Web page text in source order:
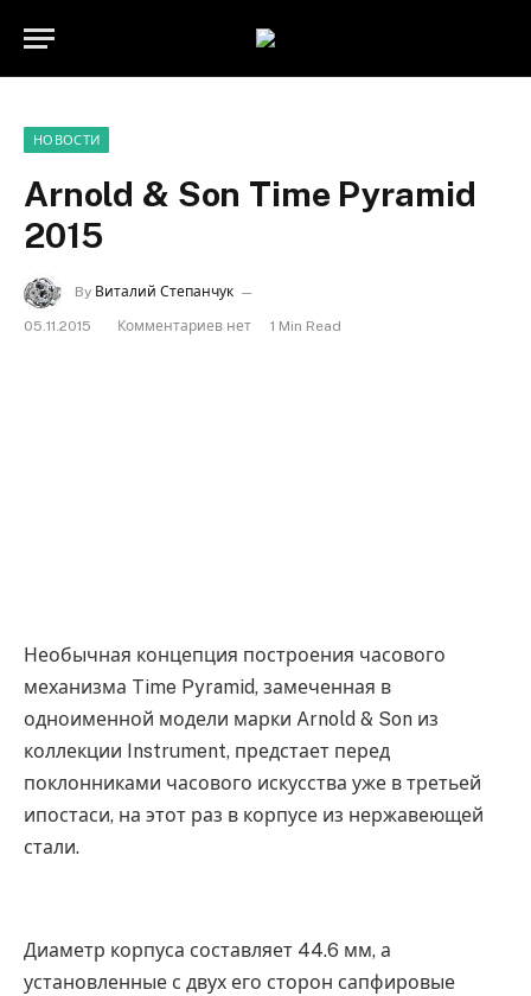
НОВОСТИ
Arnold & Son Time Pyramid
2015
By Виталий Степанчук
05.11.2015 Комментариев нет 1 Min Read
Необычная концепция построения часового
механизма Time Pyramid, замеченная в
одноименной модели марки Arnold & Son из
коллекции Instrument, предстает перед
поклонниками часового искусства уже в третьей
ипостаси, на этот раз в корпусе из нержавеющей
стали.
Диаметр корпуса составляет 44.6 мм, а
установленные с двух его сторон сапфировые